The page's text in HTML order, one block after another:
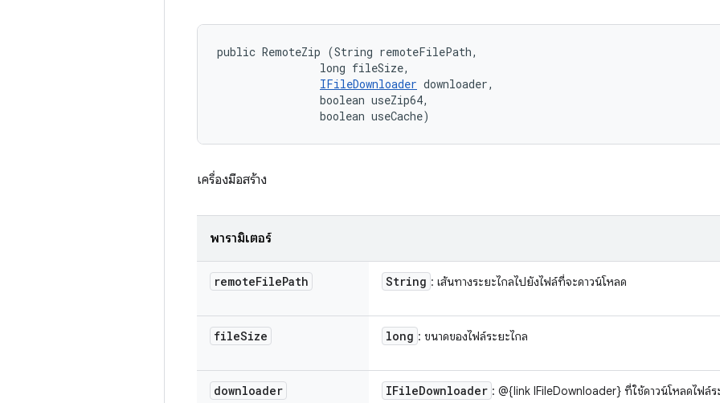
public RemoteZip (String remoteFilePath,
                long fileSize,
IFileDownloader downloader,
                boolean useZip64,
                boolean useCache)
เครื่องมือสร้าง
พารามิเตอร์
remoteFilePath String : เส้นทางระยะไกลไปยังไฟล์ที่จะดาวน์โหลด
fileSize long : ขนาดของไฟล์ระยะไกล
downloader IFileDownloader : @{link IFileDownloader} ที่ใช้ดาวน์โหลดไฟล์ร